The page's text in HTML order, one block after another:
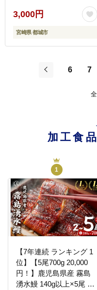
3,000円
宮崎県 都城市
6 7
全
加工食品
1
【7年連続 ランキング 1
位】【5尾700g 20,000
円！】鹿児島県産 霧島
湧水鰻 140g以上×5尾 国